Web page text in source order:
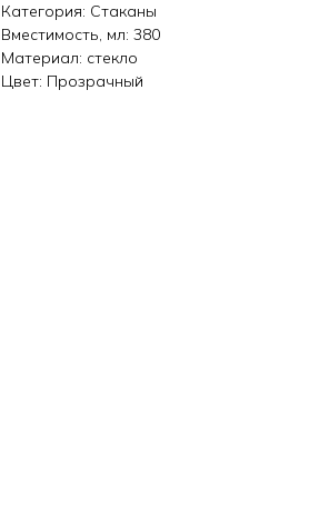
Категория: Стаканы
Вместимость, мл: 380
Материал: стекло
Цвет: Прозрачный